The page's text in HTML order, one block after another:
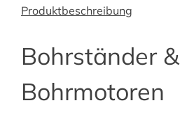
Produktbeschreibung
Bohrständer &
Bohrmotoren